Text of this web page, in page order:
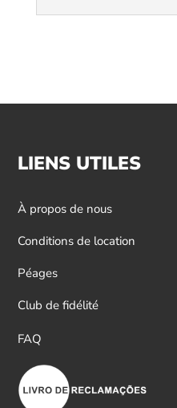
LIENS UTILES
À propos de nous
Conditions de location
Péages
Club de fidélité
FAQ